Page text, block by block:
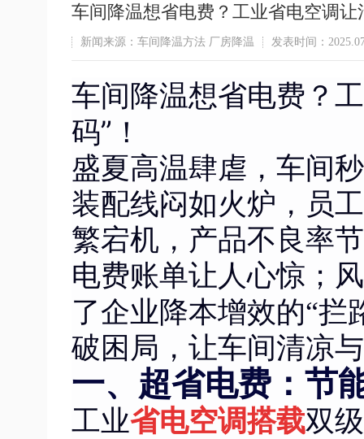
车间降温想省电费？工业省电空调
新闻来源：车间降温方法 厂房降温 发表时间：
车间降温想省电费？
码”！
盛夏高温肆虐，车间
装配线闷如火炉，员
繁宕机，产品不良率
电费账单让人心惊；
了企业降本增效的“拦
破困局，让车间清凉
一、超省电费：节
工业省电空调搭载双